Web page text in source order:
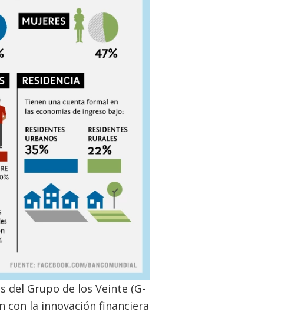
del Grupo de los Veinte (G-
con la innovación financiera